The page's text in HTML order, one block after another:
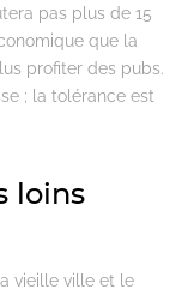
pas plus de 15
que la
profiter des pubs.
; la tolérance est
loins
vieille ville et le